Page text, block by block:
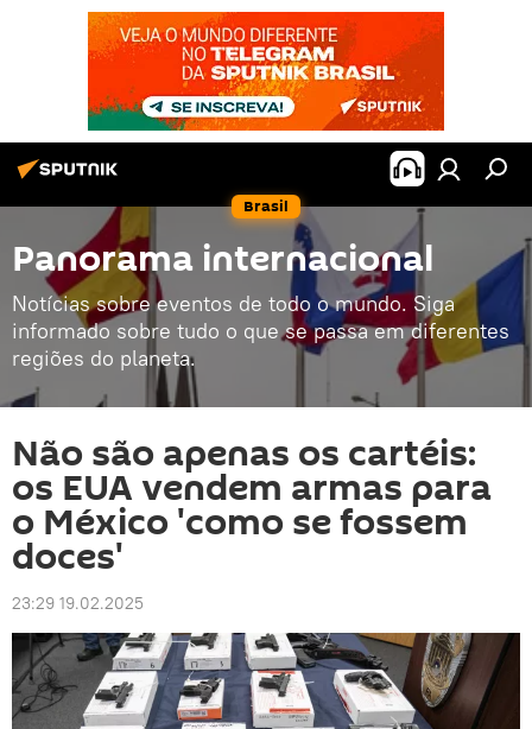
Brasil
Panorama internacional
Notícias sobre eventos de todo o mundo. Siga
informado sobre tudo o que se passa em diferentes
regiões do planeta.
Não são apenas os cartéis:
os EUA vendem armas para
o México 'como se fossem
doces'
23:29 19.02.2025